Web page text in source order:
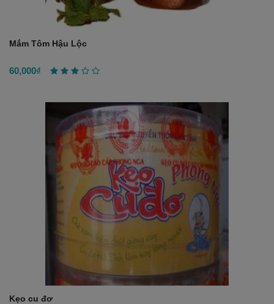
Mắm Tôm Hậu Lộc
60,000₫
Kẹo cu đơ